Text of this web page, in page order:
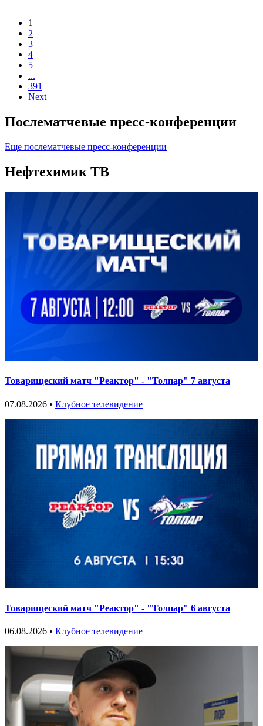
1
2
3
4
5
...
391
Next
Послематчевые пресс-конференции
Еще послематчевые пресс-конференции
Нефтехимик ТВ
Товарищеский матч "Реактор" - "Толпар" 7 августа
07.08.2026 • Клубное телевидение
Товарищеский матч "Реактор" - "Толпар" 6 августа
06.08.2026 • Клубное телевидение